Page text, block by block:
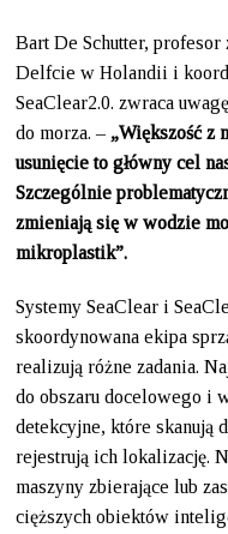
Bart De Schutter,
Delfcie w Holandii i
SeaClear2.0. zwraca
do morza. – „Większość z
usunięcie to główny cel
Szczególnie
zmieniają się w wodzie
mikroplastik”.
Systemy SeaClear i
skoordynowana ekipa
realizują różne zadania.
do obszaru docelowego i
detekcyjne, które skanują
rejestrują ich lokalizację.
maszyny zbierające lub
cięższych obiektów